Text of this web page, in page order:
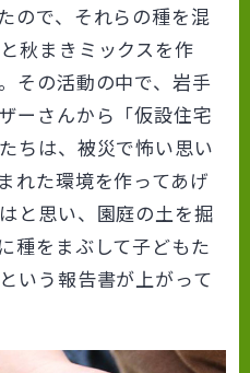
ので、それらの種を混
秋まきミックスを作
その活動の中で、岩手
ーさんから「仮設住宅
ちは、被災で怖い思い
れた環境を作ってあげ
と思い、園庭の土を掘
種をまぶして子どもた
いう報告書が上がって